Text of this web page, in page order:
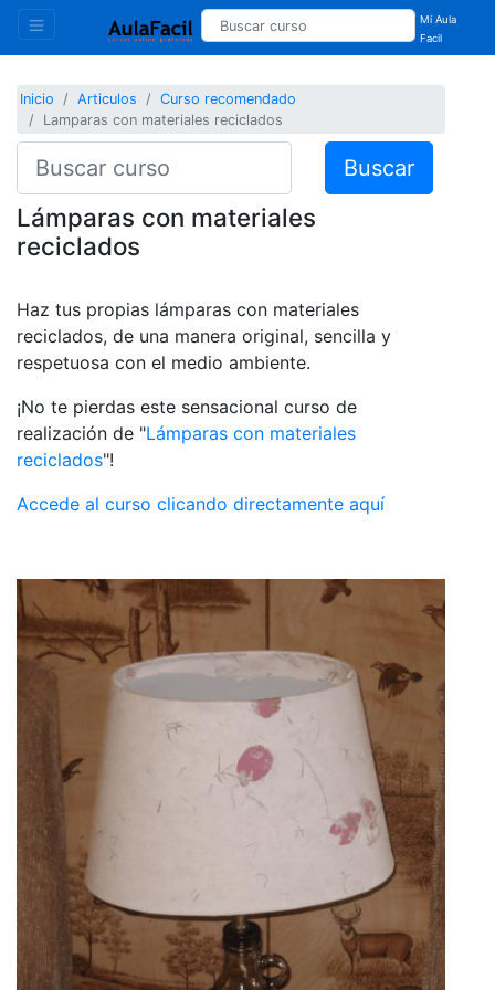
Mi Aula
Facil
Inicio Articulos
Curso recomendado
Lamparas con materiales reciclados
Buscar
Lámparas con materiales
reciclados
Haz tus propias lámparas con materiales
reciclados, de una manera original, sencilla y
respetuosa con el medio ambiente.
¡No te pierdas este sensacional curso de
realización de "Lámparas con materiales
reciclados"!
Accede al curso clicando directamente aquí